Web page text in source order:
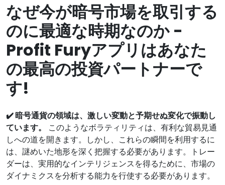
なぜ今が暗号市場を取引する
のに最適な時期なのか -
Profit Furyアプリはあなた
の最高の投資パートナーで
す!
✔️ 暗号通貨の領域は、激しい変動と予期せぬ変化で振動し
ています。
このようなボラティリティは、有利な貿易見通
しへの道を開きます。しかし、これらの瞬間を利用するに
は、謎めいた地形を深く把握する必要があります。トレー
ダーは、実用的なインテリジェンスを得るために、市場の
ダイナミクスを分析する能力を行使する必要があります。